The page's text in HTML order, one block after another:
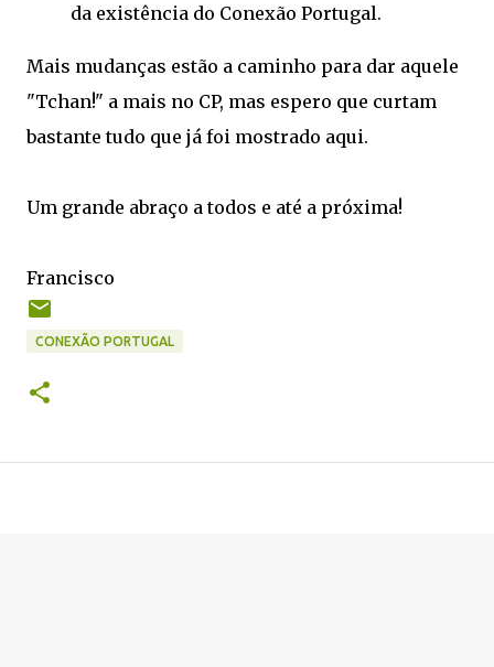
da existência do Conexão Portugal.
Mais mudanças estão a caminho para dar aquele
"Tchan!" a mais no CP, mas espero que curtam
bastante tudo que já foi mostrado aqui.
Um grande abraço a todos e até a próxima!
Francisco
CONEXÃO PORTUGAL